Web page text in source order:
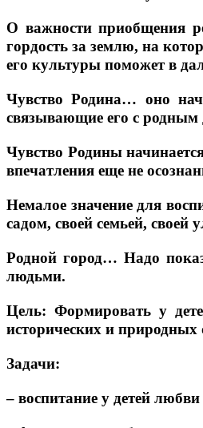
О важности приобщения
гордость за землю, на
его культуры поможет в
Чувство Родина… оно
связывающие его с
Чувство Родины
впечатления еще не
Немалое значение для
садом, своей семьей, своей
Родной город… Надо
людьми.
Цель: Формировать у
исторических и природных
Задачи:
– воспитание у детей